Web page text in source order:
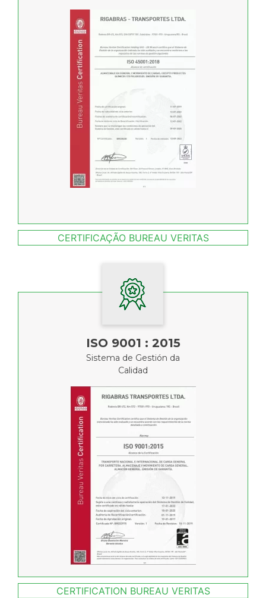
CERTIFICAÇÃO BUREAU VERITAS
ISO 9001 : 2015
Sistema de Gestión da
Calidad
CERTIFICATION BUREAU VERITAS